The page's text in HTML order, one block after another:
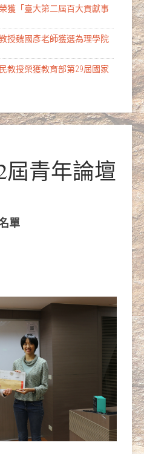
獲「臺大第二屆百大貢獻事
授魏國彥老師獲選為理學院
教授榮獲教育部第29屆國家
屆青年論壇
單